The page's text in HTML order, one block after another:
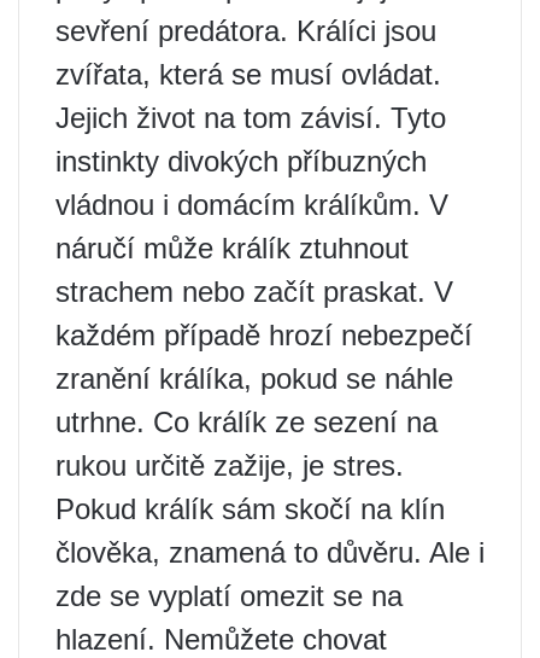
sevření predátora. Králíci jsou
zvířata, která se musí ovládat.
Jejich život na tom závisí. Tyto
instinkty divokých příbuzných
vládnou i domácím králíkům. V
náručí může králík ztuhnout
strachem nebo začít praskat. V
každém případě hrozí nebezpečí
zranění králíka, pokud se náhle
utrhne. Co králík ze sezení na
rukou určitě zažije, je stres.
Pokud králík sám skočí na klín
člověka, znamená to důvěru. Ale i
zde se vyplatí omezit se na
hlazení. Nemůžete chovat